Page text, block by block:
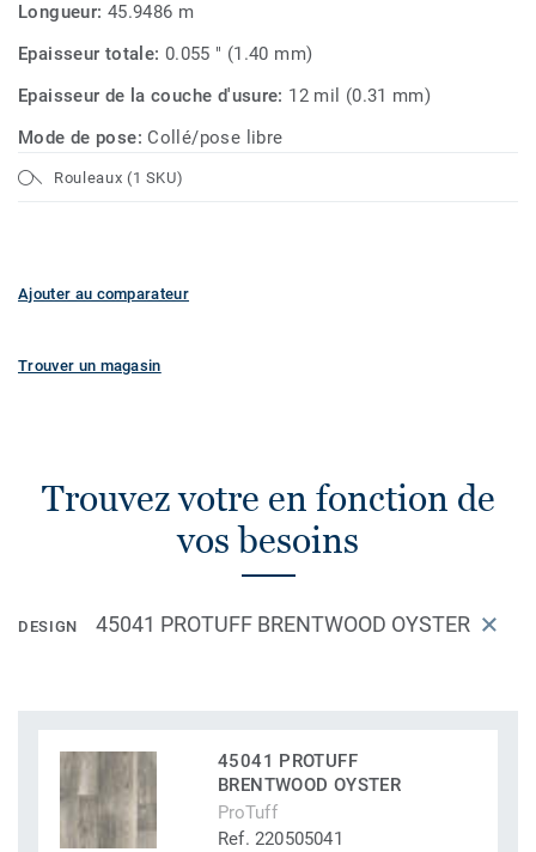
Longueur: 45.9486 m
Epaisseur totale: 0.055 " (1.40 mm)
Epaisseur de la couche d'usure: 12 mil (0.31 mm)
Mode de pose: Collé/pose libre
Rouleaux (1 SKU)
Ajouter au comparateur
Trouver un magasin
Trouvez votre en fonction de
vos besoins
DESIGN 45041 PROTUFF BRENTWOOD OYSTER
45041 PROTUFF
BRENTWOOD OYSTER
ProTuff
Ref. 220505041